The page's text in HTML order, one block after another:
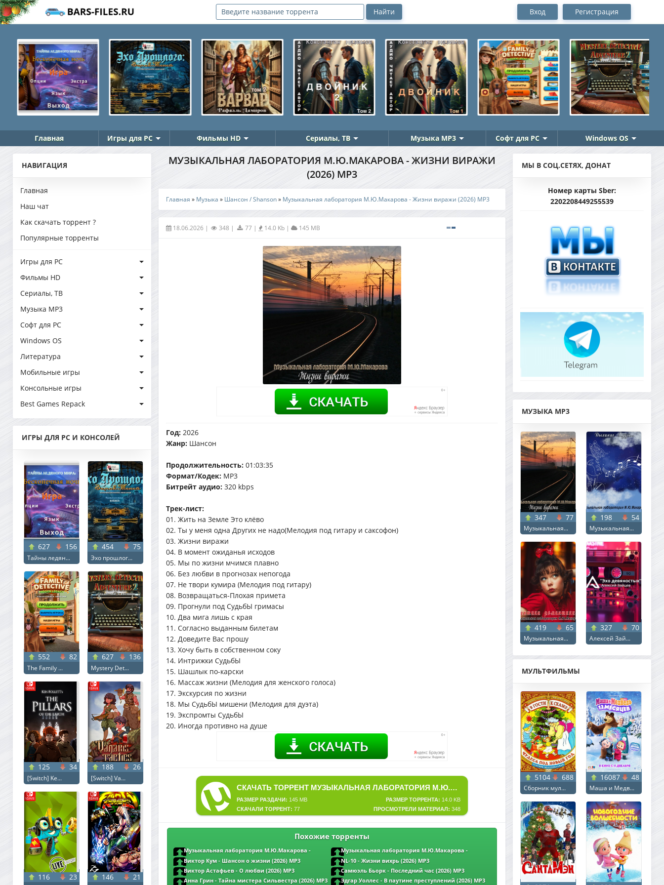
Вход Регистрация
Главная Игры для PC Фильмы HD Сериалы, ТВ Музыка MP3 Софт для PC Windows OS
НАВИГАЦИЯ
Главная
Наш чат
Как скачать торрент ?
Популярные торренты
Игры для PC
Фильмы HD
Сериалы, ТВ
Музыка MP3
Софт для PC
Windows OS
Литература
Мобильные игры
Консольные игры
Best Games Repack
ИГРЫ ДЛЯ PC И КОНСОЛЕЙ
627 156
Тайны ледян...
454 75
Эхо прошлог...
552 82
The Family ...
627 136
Mystery Det...
125 34
[Switch] Ke...
188 26
[Switch] Va...
116 23 146 21
МУЗЫКАЛЬНАЯ ЛАБОРАТОРИЯ М.Ю.МАКАРОВА - ЖИЗНИ ВИРАЖИ
(2026) MP3
Главная » Музыка » Шансон / Shanson» Музыкальная лаборатория М.Ю.Макарова - Жизни виражи (2026) MP3
18.06.2026 | 348 | 77| 14.0 Kb| 145 MB
Год: 2026
Жанр: Шансон
Продолжительность: 01:03:35
Формат/Кодек: MP3
Битрейт аудио: 320 kbps
Трек-лист:
01. Жить на Земле Это клёво
02. Ты у меня одна Других не надо(Мелодия под гитару и саксофон)
03. Жизни виражи
04. В момент ожиданья исходов
05. Мы по жизни мчимся плавно
06. Без любви в прогнозах непогода
07. Не твори кумира (Мелодия под гитару)
08. Возвращаться-Плохая примета
09. Прогнули под СудьбЫ гримасы
10. Два мига лишь с края
11. Согласно выданным билетам
12. Доведите Вас прошу
13. Хочу быть в собственном соку
14. Интрижки СудьбЫ
15. Шашлык по-карски
16. Массаж жизни (Мелодия для женского голоса)
17. Экскурсия по жизни
18. Мы СудьбЫ мишени (Мелодия для дуэта)
19. Экспромты СудьбЫ
20. Иногда противно на душе
СКАЧАТЬ ТОРРЕНТ МУЗЫКАЛЬНАЯ ЛАБОРАТОРИЯ М.Ю.МАКАРОВА - ЖИЗНИ ВИРАЖИ (2026) MP3
РАЗМЕР ТОРРЕНТА: 14.0 KB
РАЗМЕР РАЗДАЧИ: 145 MB
ПРОСМОТРЕЛИ МАТЕРИАЛ: 348
СКАЧАЛИ ТОРРЕНТ: 77
Похожие торренты
Музыкальная лаборатория М.Ю.Макарова -
Дыхание Музы … (2026) MP3
Музыкальная лаборатория М.Ю.Макарова -
Бантики романтики (2026) MP3
Виктор Кум - Шансон о жизни (2026) MP3
NL-10 - Жизни вихрь (2026) MP3
Виктор Астафьев - О любви (2026) MP3
Самюэль Бьорк - Последний час (2026) MP3
Анна Грин - Тайна мистера Сильвестра (2026) MP3
Эдгар Уоллес - В паутине преступлений (2026) MP3
МЫ В СОЦ.СЕТЯХ, ДОНАТ
Номер карты Sber:
2202208449255539
МУЗЫКА MP3
347 77
Музыкальная...
198 54
Музыкальная...
419 65
Музыкальная...
327 70
Алексей Зай...
МУЛЬТФИЛЬМЫ
5104 688
Сборник мул...
16087 48
Маша и Медв...